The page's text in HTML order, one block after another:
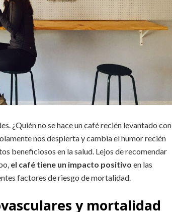
¿Quién no se hace un café recién levantado con
nos despierta y cambia el humor recién
beneficiosos en la salud. Lejos de recomendar
el café tiene un impacto positivo en las
factores de riesgo de mortalidad.
y mortalidad